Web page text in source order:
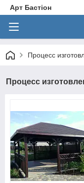
Арт Бастіон
Процесс
Процесс